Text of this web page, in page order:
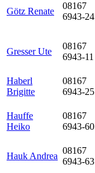
Götz Renate
08167
6943-24
Gresser Ute
08167
6943-11
Haberl
Brigitte
08167
6943-25
Hauffe
Heiko
08167
6943-60
Hauk Andrea
08167
6943-63